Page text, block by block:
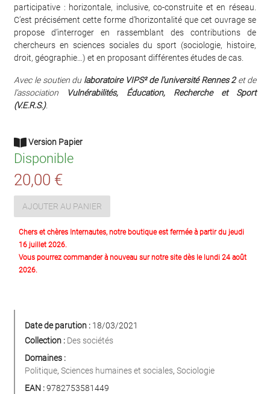
participative : horizontale, inclusive, co-construite et en réseau.
C’est précisément cette forme d’horizontalité que cet ouvrage se
propose d’interroger en rassemblant des contributions de
chercheurs en sciences sociales du sport (sociologie, histoire,
droit, géographie…) et en proposant différentes études de cas.
Avec le soutien du laboratoire VIPS² de l’université Rennes 2et de
l’association
Vulnérabilités, Éducation, Recherche et Sport
(V.E.R.S.).
Version Papier
Disponible
20,00 €
AJOUTER AU PANIER
Chers et chères Internautes, notre boutique est fermée à partir du jeudi
16 juillet 2026.
Vous pourrez commander à nouveau sur notre site dès le lundi 24 août
2026.
Date de parution : 18/03/2021
Collection : Des sociétés
Domaines :
Politique, Sciences humaines et sociales, Sociologie
EAN :9782753581449